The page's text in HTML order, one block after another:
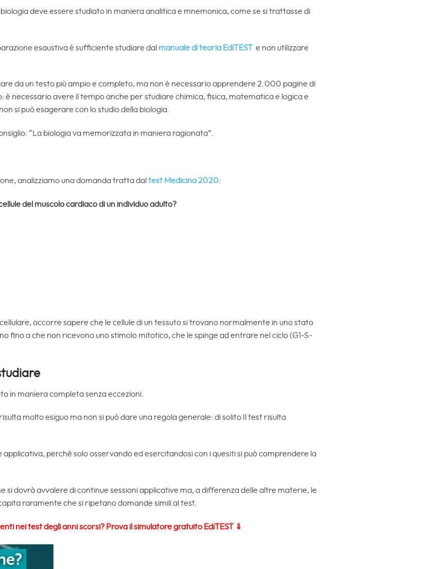
deve essere studiato in maniera analitica e mnemonica, come se si trattasse di
esaustiva è sufficiente studiare dal manuale di teoria EdiTESTe non utilizzare
da un testo più ampio e completo, ma non è necessario apprendere 2.000 pagine di
necessario avere il tempo anche per studiare chimica, fisica, matematica e logica e
si può esagerare con lo studio della biologia.
“La biologia va memorizzata in maniera ragionata”.
analizziamo una domanda tratta dal test Medicina 2020:
del muscolo cardiaco di un individuo adulto?
occorre sapere che le cellule di un tessuto si trovano normalmente in uno stato
fino a che non ricevono uno stimolo mitotico, che le spinge ad entrare nel ciclo (G1-S-
in maniera completa senza eccezioni.
molto esiguo ma non si può dare una regola generale: di solito Il test risulta
perché solo osservando ed esercitandosi con i quesiti si può comprendere la
si dovrà avvalere di continue sessioni applicative ma, a differenza delle altre materie, le
raramente che si ripetano domande simili al test.
nei test degli anni scorsi? Prova il simulatore gratuito EdiTEST ⇓